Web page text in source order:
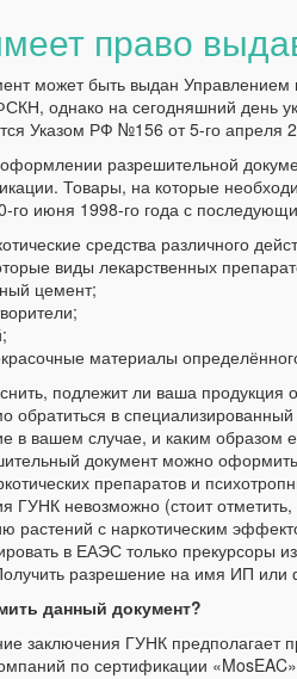
право
может быть выдан Управлением
однако на сегодняшний день
Указом РФ №156 от 5-го апреля
разрешительной
Товары, на которые
го июня 1998-го года с
средства различного
виды лекарственных
цемент;
материалы
подлежит ли ваша
обратиться в
в вашем случае, и каким образом
документ можно
препаратов и
ГУНК невозможно (стоит
растений с наркотическим
в ЕАЭС только прекурсоры
разрешение на имя ИП или
данный документ?
заключения ГУНК предполагает
по сертификации